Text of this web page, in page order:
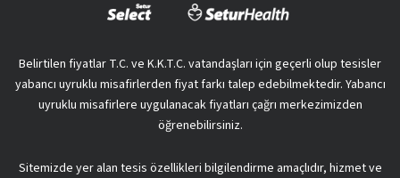
Belirtilen fiyatlar T.C. ve K.K.T.C. vatandaşları için geçerli olup tesisler
yabancı uyruklu misafirlerden fiyat farkı talep edebilmektedir. Yabancı
uyruklu misafirlere uygulanacak fiyatları çağrı merkezimizden
öğrenebilirsiniz.
Sitemizde yer alan tesis özellikleri bilgilendirme amaçlıdır, hizmet ve